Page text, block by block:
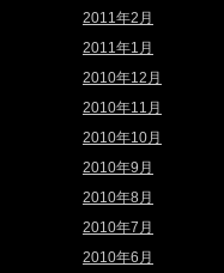
2011年2月
2011年1月
2010年12月
2010年11月
2010年10月
2010年9月
2010年8月
2010年7月
2010年6月